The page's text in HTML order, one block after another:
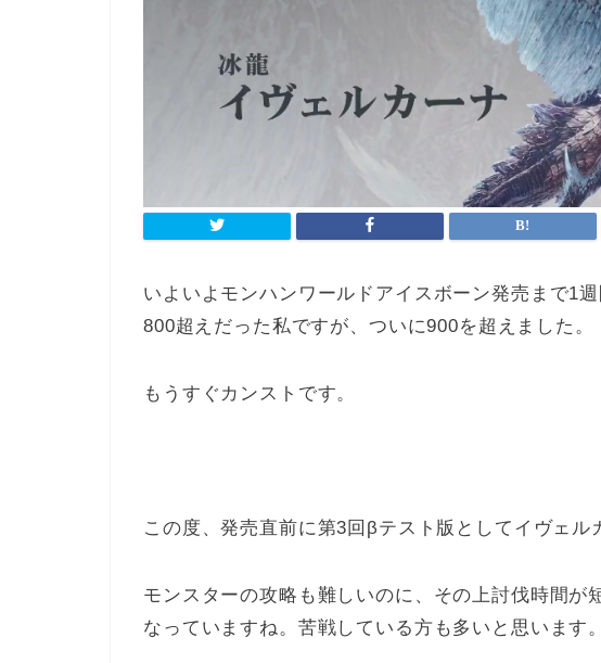
いよいよモンハンワールドアイスボーン発売まで1
800超えだった私ですが、ついに900を超えました。
もうすぐカンストです。
この度、発売直前に第3回βテスト版としてイヴェル
モンスターの攻略も難しいのに、その上討伐時間が
なっていますね。苦戦している方も多いと思います。